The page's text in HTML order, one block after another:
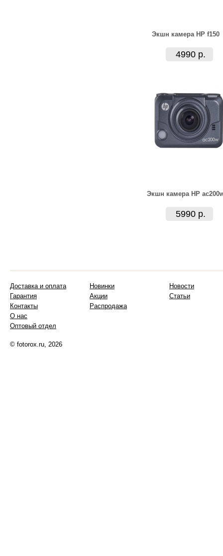
Экшн камера HP f150
4990 р.
Экшн камера HP
5990 р.
Доставка и оплата
Гарантия
Контакты
О нас
Оптовый отдел
Новинки
Акции
Распродажа
Новости
Статьи
© fotorox.ru, 2026